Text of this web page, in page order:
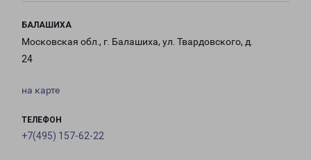
БАЛАШИХА
Московская обл., г. Балашиха, ул. Твардовского, д.
24
на карте
ТЕЛЕФОН
+7(495) 157-62-22